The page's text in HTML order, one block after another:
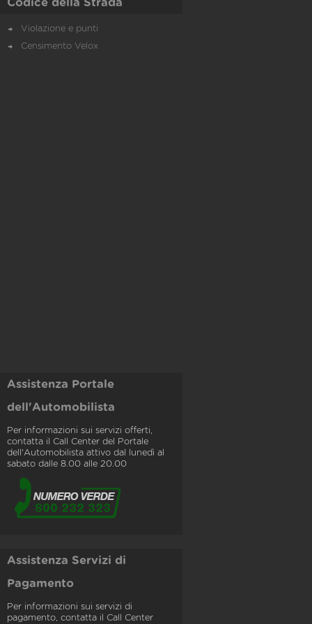
Codice della Strada
Violazione e punti
Censimento Velox
Assistenza Portale
dell'Automobilista
Per informazioni sui servizi offerti,
contatta il Call Center del Portale
dell'Automobilista attivo dal lunedì al
sabato dalle 8.00 alle 20.00
Assistenza Servizi di
Pagamento
Per informazioni sui servizi di
pagamento, contatta il Call Center